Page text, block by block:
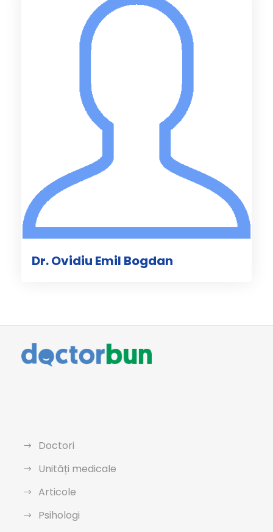
Dr. Ovidiu Emil Bogdan
Doctori
Unități medicale
Articole
Psihologi